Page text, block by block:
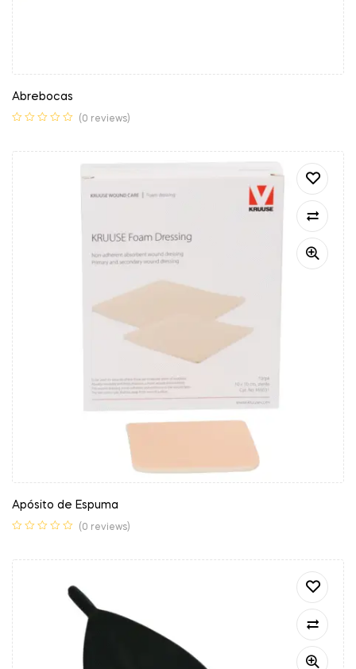
Abrebocas
(0 reviews)
Apósito de Espuma
(0 reviews)